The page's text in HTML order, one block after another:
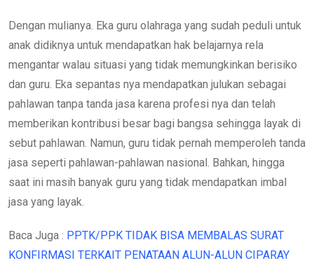
Dengan mulianya. Eka guru olahraga yang sudah peduli untuk
anak didiknya untuk mendapatkan hak belajarnya rela
mengantar walau situasi yang tidak memungkinkan berisiko
dan guru. Eka sepantas nya mendapatkan julukan sebagai
pahlawan tanpa tanda jasa karena profesi nya dan telah
memberikan kontribusi besar bagi bangsa sehingga layak di
sebut pahlawan. Namun, guru tidak pernah memperoleh tanda
jasa seperti pahlawan-pahlawan nasional. Bahkan, hingga
saat ini masih banyak guru yang tidak mendapatkan imbal
jasa yang layak.
Baca Juga : PPTK/PPK TIDAK BISA MEMBALAS SURAT
KONFIRMASI TERKAIT PENATAAN ALUN-ALUN CIPARAY